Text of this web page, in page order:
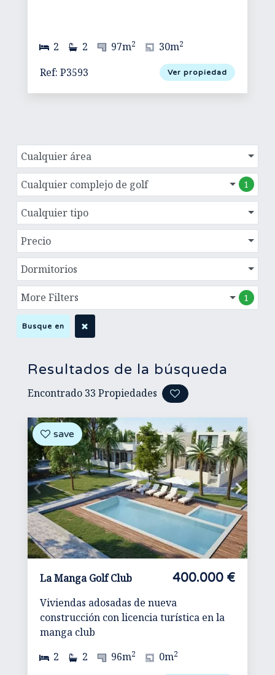
2 2 97m2 30m2
Ref: P3593 Ver propiedad
Cualquier área
Cualquier complejo de golf 1
Cualquier tipo
Precio
Dormitorios
More Filters 1
Busque en
Resultados de la búsqueda
Encontrado 33 Propiedades
La Manga Golf Club 400.000 €
Viviendas adosadas de nueva
construcción con licencia turística en la
manga club
2
2 96m2 0m2